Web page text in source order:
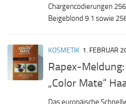
Chargencodierungen
Beigeblond 9.1 sowie
KOSMETIK 1. FEBRUAR
Rapex-
„Color Mate“
Das europäische